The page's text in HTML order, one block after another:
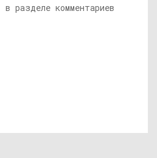
разделе комментариев